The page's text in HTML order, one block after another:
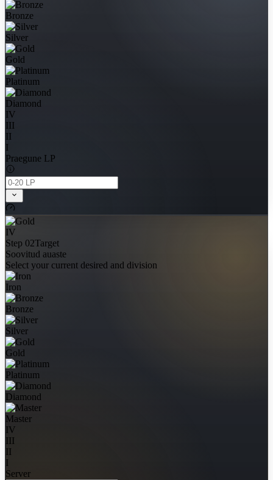
Bronze
Silver
Gold
Platinum
Diamond
IV
III
II
I
Praegune LP
IV
Step 02Target
Soovitud auaste
Select your current desired and division
Iron
Bronze
Silver
Gold
Platinum
Diamond
Master
IV
III
II
I
Server